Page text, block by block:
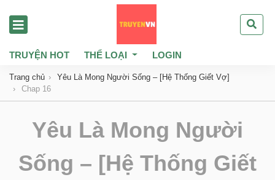
TRUYỆN HOT THỂ LOẠI LOGIN
Trang chủ
Yêu Là Mong Người Sống – [Hệ Thống Giết Vợ]
Chap 16
Yêu Là Mong Người
Sống – [Hệ Thống Giết